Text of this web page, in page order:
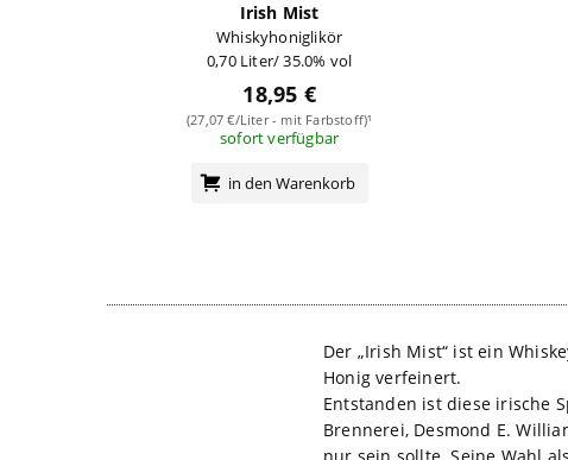
Irish Mist
Whiskyhoniglikör
0,70 Liter/ 35.0% vol
18,95 €
(27,07 €/Liter - mit Farbstoff)¹
sofort verfügbar
in den Warenkorb
Der „Irish Mist“ ist ein
Honig verfeinert.
Entstanden ist diese irische
Brennerei, Desmond E.